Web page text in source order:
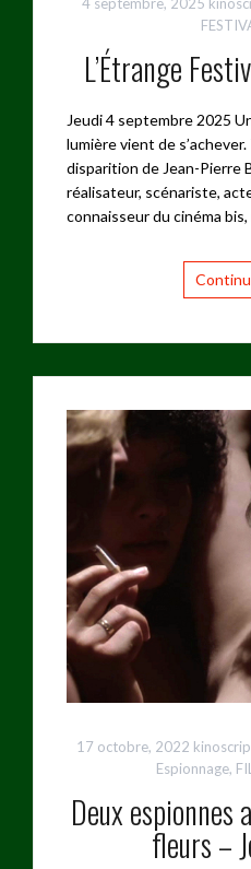
L’Étrange
Jeudi 4 septembre 2025
lumière vient de
disparition de Jean-Pierre
réalisateur, scénariste,
connaisseur du cinéma
17 octobre, 2022
Espionnage,
Deux
fleurs –